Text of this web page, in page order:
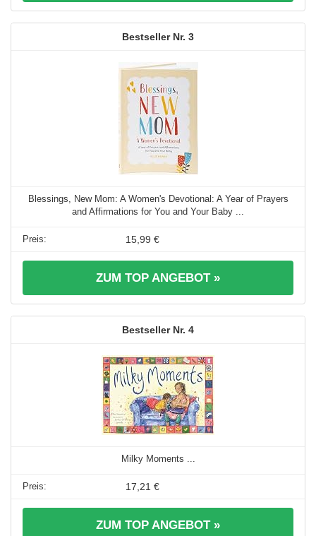
3
Blessings, New Mom: A Women's Devotional: A Year of Prayers
and Affirmations for You and Your Baby ...
15,99 €
ZUM TOP ANGEBOT »
4
Milky Moments ...
17,21 €
ZUM TOP ANGEBOT »